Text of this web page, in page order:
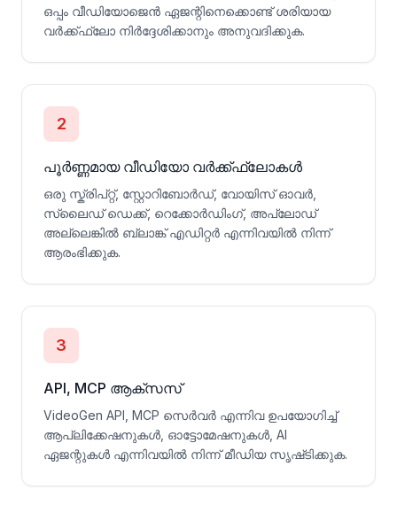
ഒപ്പം വീഡിയോജെൻ ഏജന്റിനെക്കൊണ്ട് ശരിയായ
വർക്ക്ഫ്ലോ നിർദ്ദേശിക്കാനും അനുവദിക്കുക.
2
പൂർണ്ണമായ വീഡിയോ വർക്ക്ഫ്ലോകൾ
ഒരു സ്ക്രിപ്റ്റ്, സ്റ്റോറിബോർഡ്, വോയിസ് ഓവർ,
സ്ലൈഡ് ഡെക്ക്, റെക്കോർഡിംഗ്, അപ്‌ലോഡ്
അല്ലെങ്കിൽ ബ്ലാങ്ക് എഡിറ്റർ എന്നിവയിൽ നിന്ന്
ആരംഭിക്കുക.
3
API, MCP ആക്സസ്
VideoGen API, MCP സെർവർ എന്നിവ ഉപയോഗിച്ച്
ആപ്ലിക്കേഷനുകൾ, ഓട്ടോമേഷനുകൾ, AI
ഏജന്റുകൾ എന്നിവയിൽ നിന്ന് മീഡിയ സൃഷ്‌ടിക്കുക.